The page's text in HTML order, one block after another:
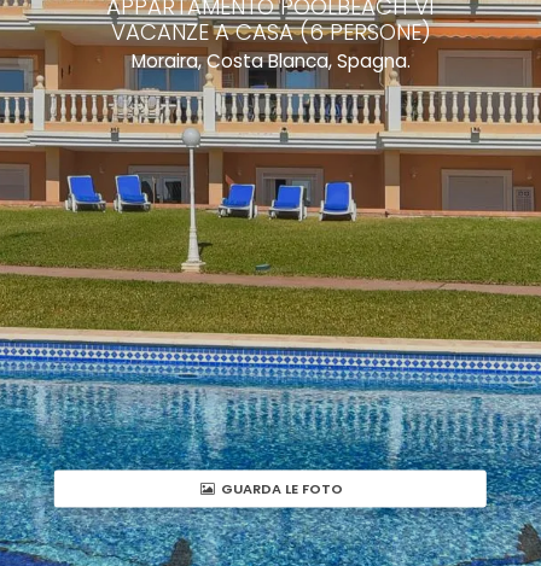
APPARTAMENTO POOLBEACH VI
VACANZE A CASA (6 PERSONE)
Moraira, Costa Blanca, Spagna.
GUARDA LE FOTO